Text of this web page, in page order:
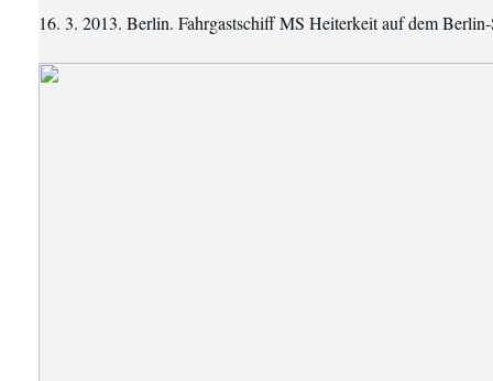
16. 3. 2013. Berlin. Fahrgastschiff MS Heiterkeit auf dem